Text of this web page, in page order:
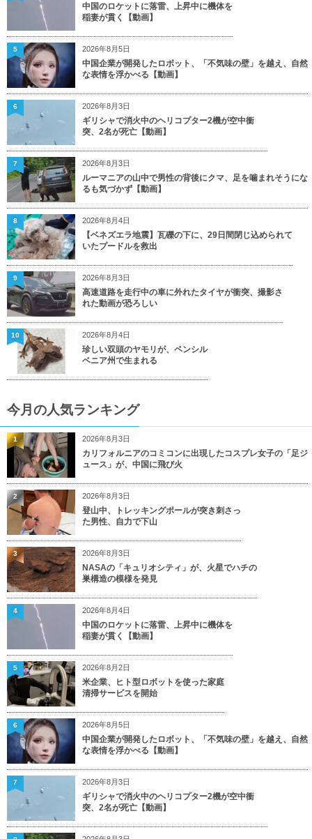
中国のロケットに落雷、上昇中に機体を
稲妻が貫く【動画】
2026年8月5日
中国企業が開発したロボット、「不気味の壁」を越え、自然
な表情を浮かべる【動画】
5
2026年8月3日
ギリシャで消火中のヘリコプター2機が空中衝
突、2名が死亡【動画】
6
2026年8月3日
ルーマニアの山中で男性の背後にクマ、足を噛まれそうにな
るも気づかず【動画】
7
2026年8月4日
【ベネズエラ地震】瓦礫の下に、29日間閉じ込められて
いたプードルを救出
8
2026年8月3日
高速道路を走行中の車に外れたタイヤが衝突、撮影さ
れた動画が恐ろしい
9
2026年8月4日
珍しい双頭のヤモリが、ペンシル
ベニア州で生まれる
10
今月の人気ランキング
2026年8月3日
カリフォルニアのコミコンに出現したコスプレ女子の「足ジ
ュース」が、中国に飛び火
1
2026年8月3日
登山中、トレッキングポールが突き刺さっ
た男性、自力で下山
2
2026年8月3日
NASAの「キュリオシティ」が、火星でハチの
巣構造の模様を発見
3
2026年8月4日
中国のロケットに落雷、上昇中に機体を
稲妻が貫く【動画】
4
2026年8月2日
米企業、ヒト型ロボットを使った家庭
清掃サービスを開始
5
2026年8月5日
中国企業が開発したロボット、「不気味の壁」を越え、自然
な表情を浮かべる【動画】
6
2026年8月3日
ギリシャで消火中のヘリコプター2機が空中衝
突、2名が死亡【動画】
7